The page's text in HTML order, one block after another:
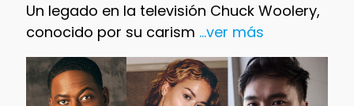
Un legado en la televisión Chuck Woolery,
conocido por su carism ...ver más